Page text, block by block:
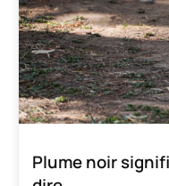
Plume noir